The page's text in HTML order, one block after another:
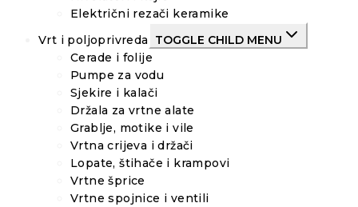
Električni rezači keramike
Vrt i poljoprivreda
TOGGLE CHILD MENU
Cerade i folije
Pumpe za vodu
Sjekire i kalači
Držala za vrtne alate
Grablje, motike i vile
Vrtna crijeva i držači
Lopate, štihače i krampovi
Vrtne šprice
Vrtne spojnice i ventili